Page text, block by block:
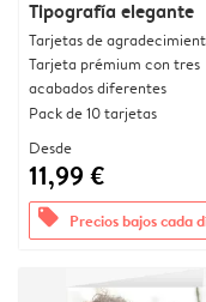
Tipografía elegante
Tarjetas de
Tarjeta prémium con tres
acabados diferentes
Pack de 10 tarjetas
Desde
11,99 €
offers Precios bajos cada